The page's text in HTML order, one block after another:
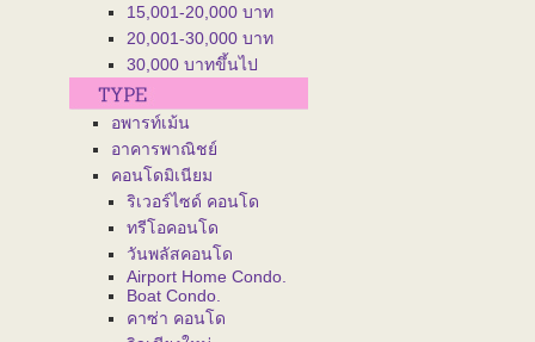
15,001-20,000 บาท
20,001-30,000 บาท
30,000 บาทขึ้นไป
อพารท์เม้น
อาคารพาณิชย์
คอนโดมิเนียม
ริเวอร์ไซด์ คอนโด
ทรีโอคอนโด
วันพลัสคอนโด
Airport Home Condo.
Boat Condo.
คาซ่า คอนโด